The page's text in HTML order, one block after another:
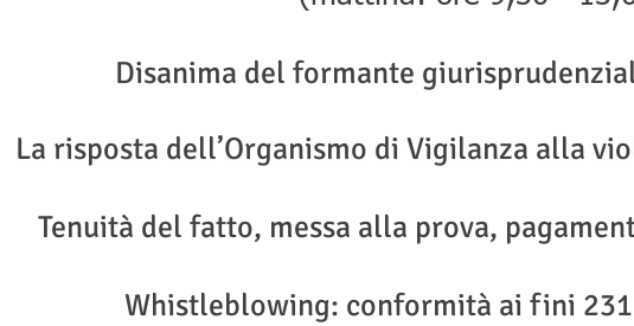
Disanima del formante
La risposta dell’Organismo di Vigilanza alla
Tenuità del fatto, messa alla prova,
Whistleblowing: conformità ai fini